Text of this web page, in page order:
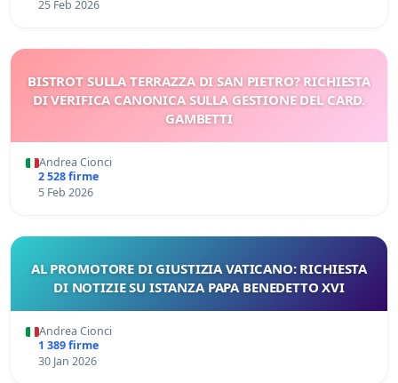
25 Feb 2026
BISTROT SULLA TERRAZZA DI SAN PIETRO? RICHIESTA
DI VERIFICA CANONICA SULLA GESTIONE DEL CARD.
GAMBETTI
Andrea Cionci
2 528 firme
5 Feb 2026
AL PROMOTORE DI GIUSTIZIA VATICANO: RICHIESTA
DI NOTIZIE SU ISTANZA PAPA BENEDETTO XVI
Andrea Cionci
1 389 firme
30 Jan 2026